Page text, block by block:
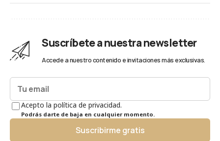
Suscríbete a nuestra newsletter
Accede a nuestro contenido e invitaciones más exclusivas.
Acepto la política de privacidad.
Podrás darte de baja en cualquier momento.
Suscribirme gratis